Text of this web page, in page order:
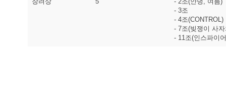
- 3조
- 4조(CONTROL)
- 7조(빚쟁이 사
- 11조(인스파이